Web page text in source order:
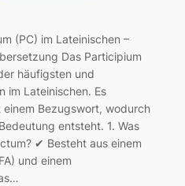
(PC) im Lateinischen –
Das Participium
häufigsten und
im Lateinischen. Es
Bezugswort, wodurch
entsteht. 1. Was
✔ Besteht aus einem
und einem